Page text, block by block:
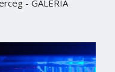
- GALÉRIA